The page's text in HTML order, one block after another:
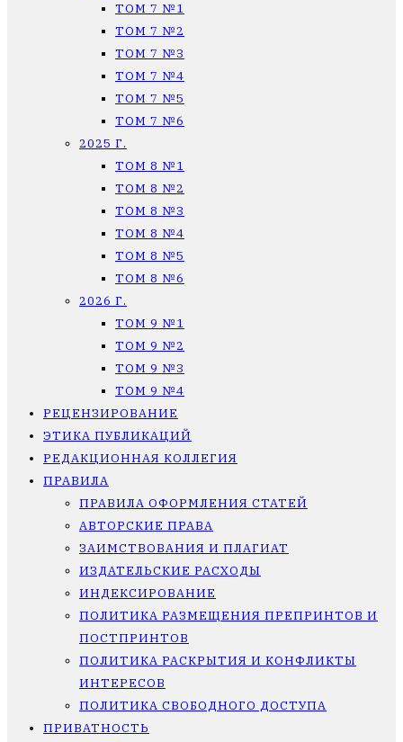
ТОМ 7 №1
ТОМ 7 №2
ТОМ 7 №3
ТОМ 7 №4
ТОМ 7 №5
ТОМ 7 №6
2025 Г.
ТОМ 8 №1
ТОМ 8 №2
ТОМ 8 №3
ТОМ 8 №4
ТОМ 8 №5
ТОМ 8 №6
2026 Г.
ТОМ 9 №1
ТОМ 9 №2
ТОМ 9 №3
ТОМ 9 №4
РЕЦЕНЗИРОВАНИЕ
ЭТИКА ПУБЛИКАЦИЙ
РЕДАКЦИОННАЯ КОЛЛЕГИЯ
ПРАВИЛА
ПРАВИЛА ОФОРМЛЕНИЯ СТАТЕЙ
АВТОРСКИЕ ПРАВА
ЗАИМСТВОВАНИЯ И ПЛАГИАТ
ИЗДАТЕЛЬСКИЕ РАСХОДЫ
ИНДЕКСИРОВАНИЕ
ПОЛИТИКА РАЗМЕЩЕНИЯ ПРЕПРИНТОВ И
ПОСТПРИНТОВ
ПОЛИТИКА РАСКРЫТИЯ И КОНФЛИКТЫ
ИНТЕРЕСОВ
ПОЛИТИКА СВОБОДНОГО ДОСТУПА
ПРИВАТНОСТЬ